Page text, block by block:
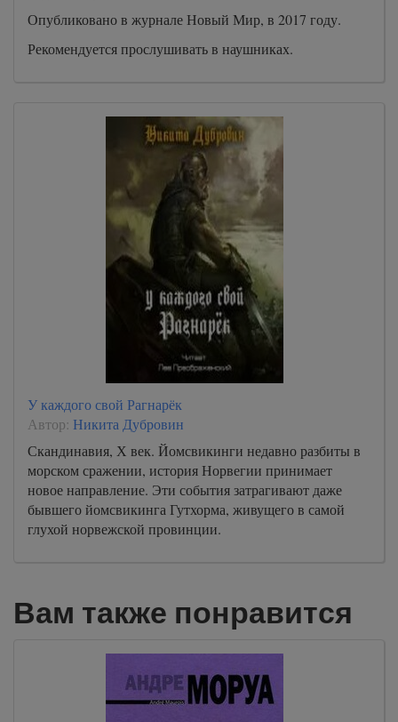
Опубликовано в журнале Новый Мир, в 2017 году.
Рекомендуется прослушивать в наушниках.
У каждого свой Рагнарёк
Автор: Никита Дубровин
Скандинавия, Х век. Йомсвикинги недавно разбиты в
морском сражении, история Норвегии принимает
новое направление. Эти события затрагивают даже
бывшего йомсвикинга Гутхорма, живущего в самой
глухой норвежской провинции.
Вам также понравится